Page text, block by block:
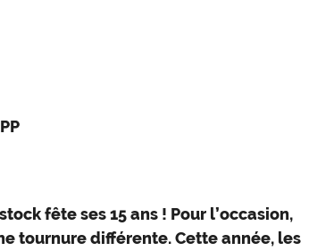
fête ses 15 ans ! Pour l’occasion,
tournure différente. Cette année, les